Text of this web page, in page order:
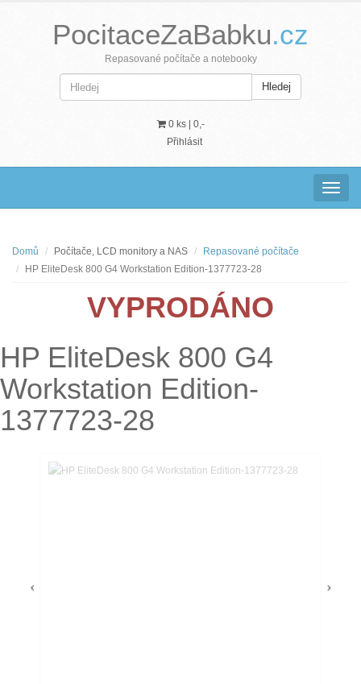
PocitaceZaBabku.cz
Repasované počítače a notebooky
Hledej
0 ks | 0,-
Přihlásit
Domů Počítače, LCD monitory a NAS
Repasované počítače
HP EliteDesk 800 G4 Workstation Edition-1377723-28
VYPRODÁNO
HP EliteDesk 800 G4
Workstation Edition-
1377723-28